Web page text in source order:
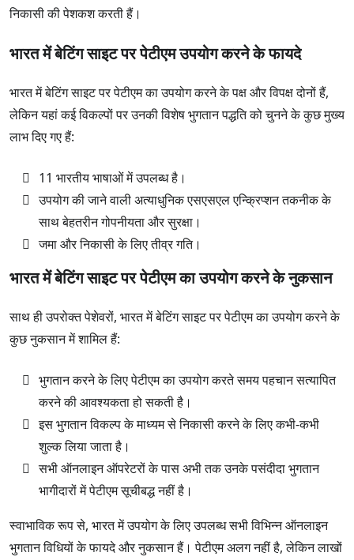
निकासी की पेशकश करती हैं।
भारत में बेटिंग साइट पर पेटीएम उपयोग करने के फायदे
भारत में बेटिंग साइट पर पेटीएम का उपयोग करने के पक्ष और विपक्ष दोनों हैं,
लेकिन यहां कई विकल्पों पर उनकी विशेष भुगतान पद्धति को चुनने के कुछ मुख्य
लाभ दिए गए हैं:
11 भारतीय भाषाओं में उपलब्ध है।
उपयोग की जाने वाली अत्याधुनिक एसएसएल एन्क्रिप्शन तकनीक के
साथ बेहतरीन गोपनीयता और सुरक्षा।
जमा और निकासी के लिए तीव्र गति।
भारत में बेटिंग साइट पर पेटीएम का उपयोग करने के नुकसान
साथ ही उपरोक्त पेशेवरों, भारत में बेटिंग साइट पर पेटीएम का उपयोग करने के
कुछ नुकसान में शामिल हैं:
भुगतान करने के लिए पेटीएम का उपयोग करते समय पहचान सत्यापित
करने की आवश्यकता हो सकती है।
इस भुगतान विकल्प के माध्यम से निकासी करने के लिए कभी-कभी
शुल्क लिया जाता है।
सभी ऑनलाइन ऑपरेटरों के पास अभी तक उनके पसंदीदा भुगतान
भागीदारों में पेटीएम सूचीबद्ध नहीं है।
स्वाभाविक रूप से, भारत में उपयोग के लिए उपलब्ध सभी विभिन्न ऑनलाइन
भुगतान विधियों के फायदे और नुकसान हैं। पेटीएम अलग नहीं है, लेकिन लाखों